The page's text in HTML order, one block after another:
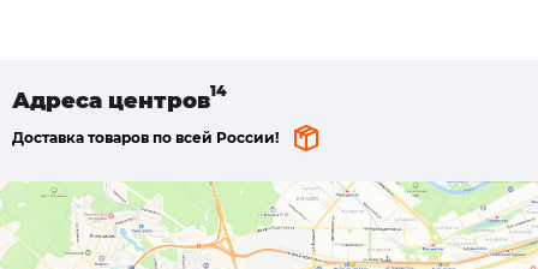
Адреса центров
Доставка товаров по всей России!